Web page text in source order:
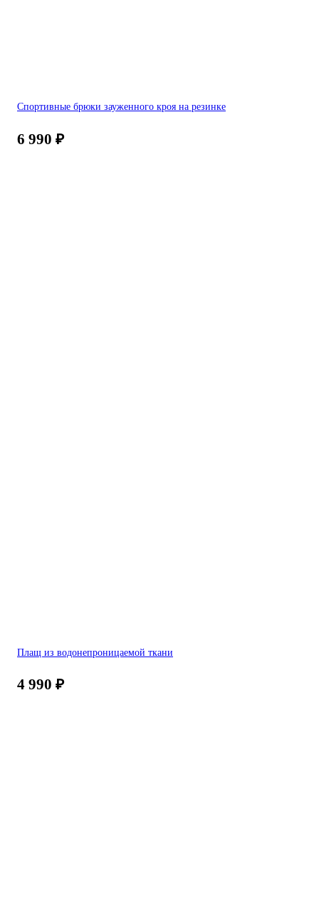
Спортивные брюки зауженного кроя на резинке
6 990 ₽
Плащ из водонепроницаемой ткани
4 990 ₽